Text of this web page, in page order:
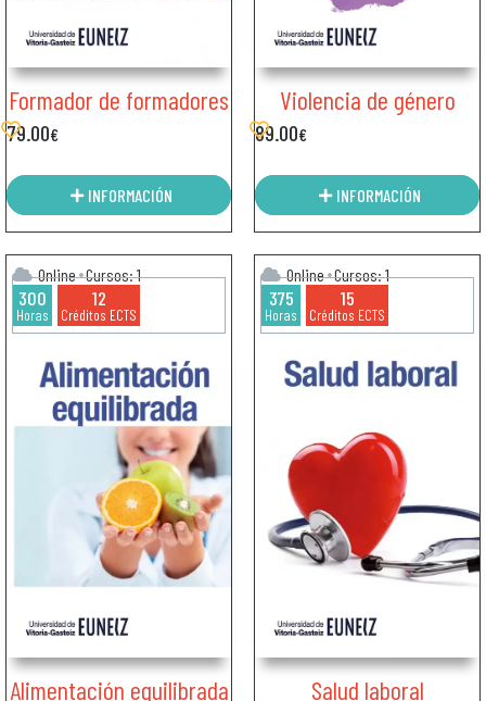
Formador de formadores
79.00€
INFORMACIÓN
Violencia de género
89.00€
INFORMACIÓN
Online Cursos: 1
300
Horas
12
Créditos ECTS
Alimentación equilibrada
Online Cursos: 1
375
Horas
15
Créditos ECTS
Salud laboral